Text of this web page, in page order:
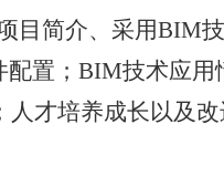
目简介、采用BIM
置； BIM技术应用
才培养成长以及